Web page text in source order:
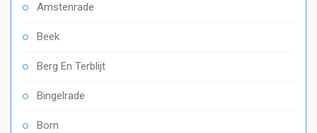
Amstenrade
Beek
Berg En Terblijt
Bingelrade
Born